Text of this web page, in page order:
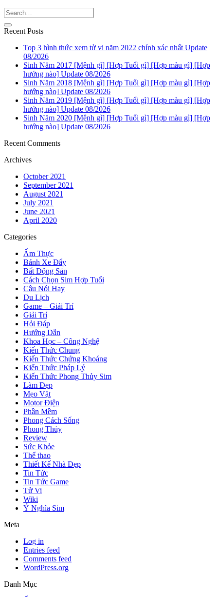
Recent Posts
Top 3 hình thức xem tử vi năm 2022 chính xác nhất Update
08/2026
Sinh Năm 2017 [Mệnh gì] [Hợp Tuổi gì] [Hợp màu gì] [Hợp
hướng nào] Update 08/2026
Sinh Năm 2018 [Mệnh gì] [Hợp Tuổi gì] [Hợp màu gì] [Hợp
hướng nào] Update 08/2026
Sinh Năm 2019 [Mệnh gì] [Hợp Tuổi gì] [Hợp màu gì] [Hợp
hướng nào] Update 08/2026
Sinh Năm 2020 [Mệnh gì] [Hợp Tuổi gì] [Hợp màu gì] [Hợp
hướng nào] Update 08/2026
Recent Comments
Archives
October 2021
September 2021
August 2021
July 2021
June 2021
April 2020
Categories
Ẩm Thực
Bánh Xe Đẩy
Bất Động Sản
Cách Chọn Sim Hợp Tuổi
Câu Nói Hay
Du Lịch
Game – Giải Trí
Giải Trí
Hỏi Đáp
Hướng Dẫn
Khoa Học – Công Nghệ
Kiến Thức Chung
Kiến Thức Chứng Khoáng
Kiến Thức Pháp Lý
Kiến Thức Phong Thủy Sim
Làm Đẹp
Mẹo Vặt
Motor Điện
Phần Mềm
Phong Cách Sống
Phong Thủy
Review
Sức Khỏe
Thể thao
Thiết Kế Nhà Đẹp
Tin Tức
Tin Tức Game
Tử Vi
Wiki
Ý Nghĩa Sim
Meta
Log in
Entries feed
Comments feed
WordPress.org
Danh Mục